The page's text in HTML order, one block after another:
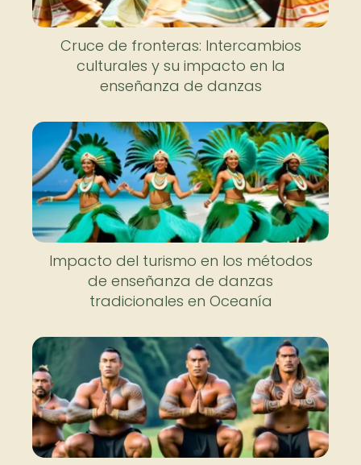
Cruce de fronteras: Intercambios
culturales y su impacto en la
enseñanza de danzas
Impacto del turismo en los métodos
de enseñanza de danzas
tradicionales en Oceanía